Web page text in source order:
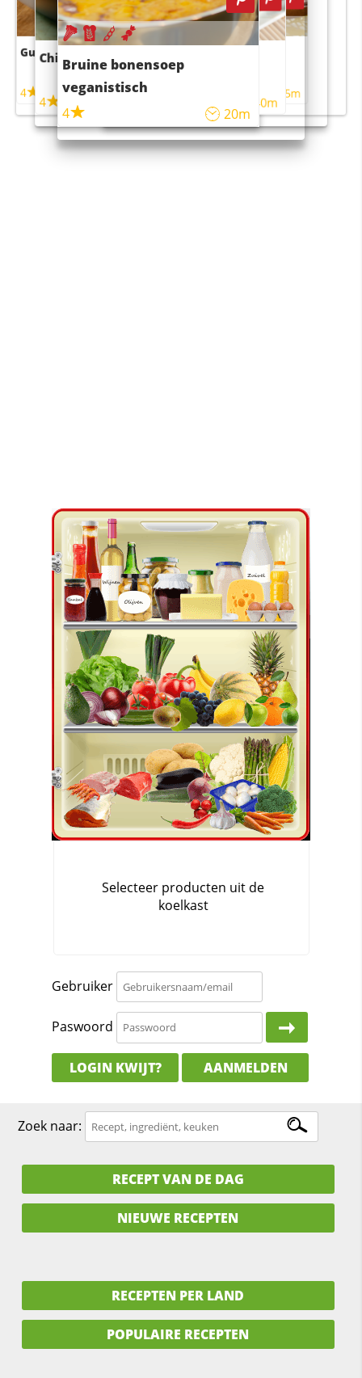
Gebruiker
Paswoord
LOGIN KWIJT? AANMELDEN
Guacamole
4
Chili con carne
4
Bruine bonensoep
veganistisch
4
20m
Sushi rijstsalade
maaltijdsalade
40m
4 55m
Zoek naar:
RECEPT VAN DE DAG
NIEUWE RECEPTEN
RECEPTEN PER LAND
POPULAIRE RECEPTEN